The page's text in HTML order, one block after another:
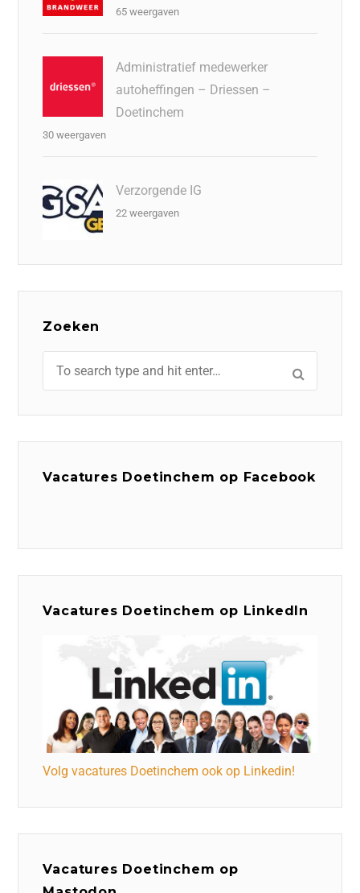
65 weergaven
Administratief medewerker
autoheffingen – Driessen –
Doetinchem
30 weergaven
Verzorgende IG
22 weergaven
Zoeken
Vacatures Doetinchem op Facebook
Vacatures Doetinchem op LinkedIn
Volg vacatures Doetinchem ook op Linkedin!
Vacatures Doetinchem op